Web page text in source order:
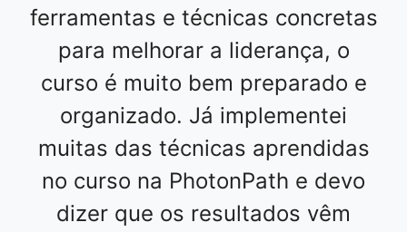
ferramentas e técnicas concretas
para melhorar a liderança, o
curso é muito bem preparado e
organizado. Já implementei
muitas das técnicas aprendidas
no curso na PhotonPath e devo
dizer que os resultados vêm